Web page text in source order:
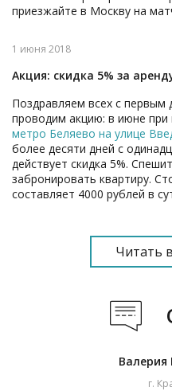
приезжайте в Москву на
1 июня 2018
Акция: скидка 5% за
Поздравляем всех с
проводим акцию: в июне при
метро Беляево на улице
более десяти дней с
действует скидка 5%.
забронировать квартиру.
составляет 4000 рублей в
Читать
г.